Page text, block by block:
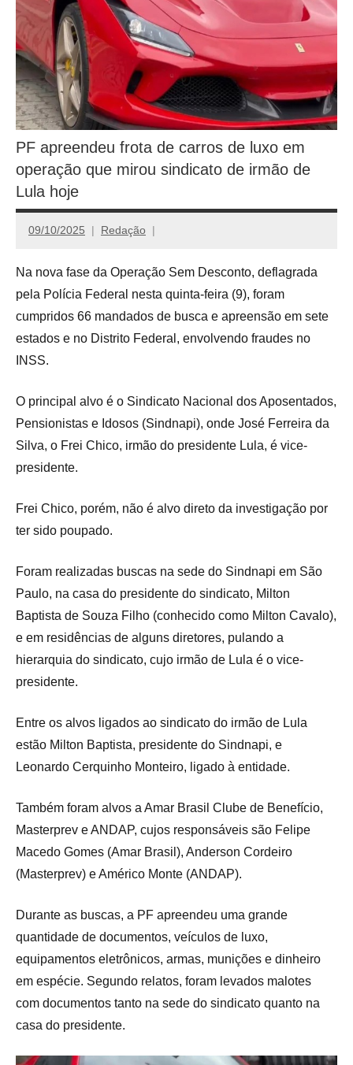
PF apreendeu frota de carros de luxo em
operação que mirou sindicato de irmão de
Lula hoje
09/10/2025 Redação
Na nova fase da Operação Sem Desconto, deflagrada
pela Polícia Federal nesta quinta-feira (9), foram
cumpridos 66 mandados de busca e apreensão em sete
estados e no Distrito Federal, envolvendo fraudes no
INSS.
O principal alvo é o Sindicato Nacional dos Aposentados,
Pensionistas e Idosos (Sindnapi), onde José Ferreira da
Silva, o Frei Chico, irmão do presidente Lula, é vice-
presidente.
Frei Chico, porém, não é alvo direto da investigação por
ter sido poupado.
Foram realizadas buscas na sede do Sindnapi em São
Paulo, na casa do presidente do sindicato, Milton
Baptista de Souza Filho (conhecido como Milton Cavalo),
e em residências de alguns diretores, pulando a
hierarquia do sindicato, cujo irmão de Lula é o vice-
presidente.
Entre os alvos ligados ao sindicato do irmão de Lula
estão Milton Baptista, presidente do Sindnapi, e
Leonardo Cerquinho Monteiro, ligado à entidade.
Também foram alvos a Amar Brasil Clube de Benefício,
Masterprev e ANDAP, cujos responsáveis são Felipe
Macedo Gomes (Amar Brasil), Anderson Cordeiro
(Masterprev) e Américo Monte (ANDAP).
Durante as buscas, a PF apreendeu uma grande
quantidade de documentos, veículos de luxo,
equipamentos eletrônicos, armas, munições e dinheiro
em espécie. Segundo relatos, foram levados malotes
com documentos tanto na sede do sindicato quanto na
casa do presidente.